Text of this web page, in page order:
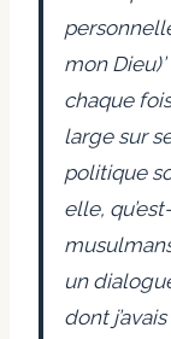
mon
chaque
large sur
politique
elle,
un
dont